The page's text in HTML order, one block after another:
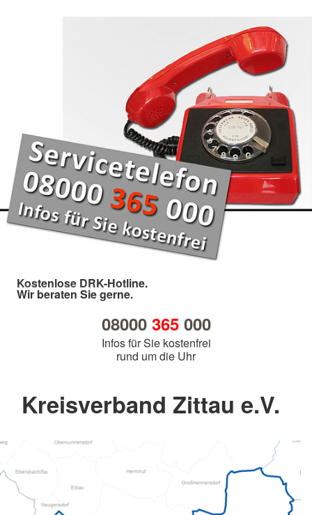
Kostenlose DRK-Hotline.
Wir beraten Sie gerne.
08000 365000
Infos für Sie kostenfrei
rund um die Uhr
Kreisverband Zittau e.V.